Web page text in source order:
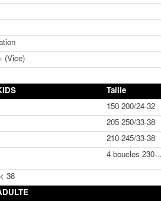
(Vice)
Taille
150-200/24-32
205-250/33-38
210-245/33-38
4 boucles
38